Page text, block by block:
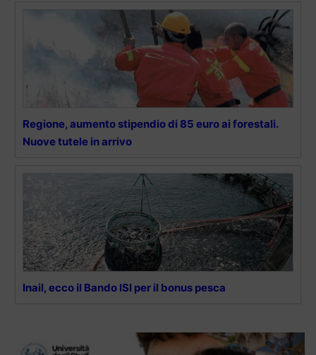
Regione, aumento stipendio di 85 euro ai forestali.
Nuove tutele in arrivo
Inail, ecco il Bando ISI per il bonus pesca